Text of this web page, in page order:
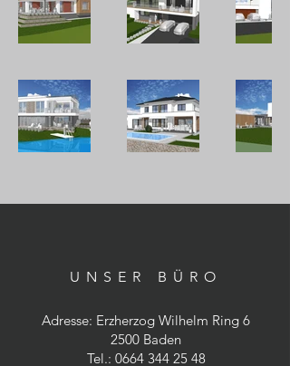
UNSER BÜRO
Adresse: Erzherzog Wilhelm Ring 6
2500 Baden
Tel.: 0664 344 25 48